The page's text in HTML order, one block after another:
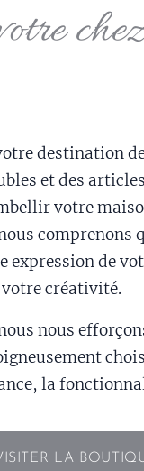
destination
et des
votre
comprenons
expression de
créativité.
nous
la
LA